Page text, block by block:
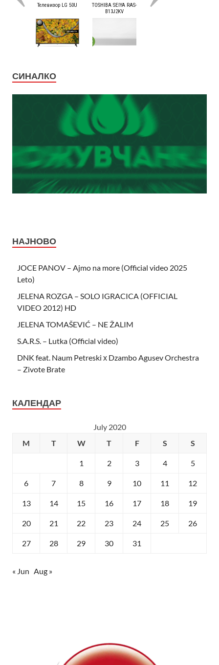
СИНАЛКО
НАЈНОВО
JOCE PANOV – Ajmo na more (Official video 2025
Leto)
JELENA ROZGA – SOLO IGRACICA (OFFICIAL
VIDEO 2012) HD
JELENA TOMAŠEVIĆ – NE ŽALIM
S.A.R.S. – Lutka (Official video)
DNK feat. Naum Petreski х Dzambo Agusev Orchestra
– Zivote Brate
КАЛЕНДАР
July 2020
M
T W T F S S
1 2 3 4 5
6 7 8 9 10 11 12
13 14 15 16 17 18 19
20 21 22 23 24 25 26
27 28 29 30 31
« Jun Aug »